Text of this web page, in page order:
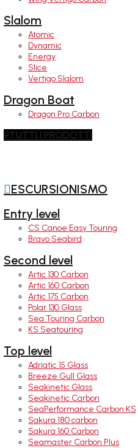
Slalom
Atomic
Dynamic
Energy
Slice
Vertigo Slalom
Dragon Boat
Dragon Pro Carbon
9TUTTI I PRODOTTI
ESCURSIONISMO
Entry level
CS Canoe Easy Touring
Bravo Seabird
Second level
Artic 130 Carbon
Artic 160 Carbon
Artic 175 Carbon
Polar 130 Glass
Sea Touring Carbon
KS Seatouring
Top level
Adriatic 15 Glass
Breeze Gull Glass
Seakinetic Glass
Seakinetic Carbon
SeaPerformance Carbon KS
Sakura 180 carbon
Sakura 160 Carbon
Seamaster Carbon Plus